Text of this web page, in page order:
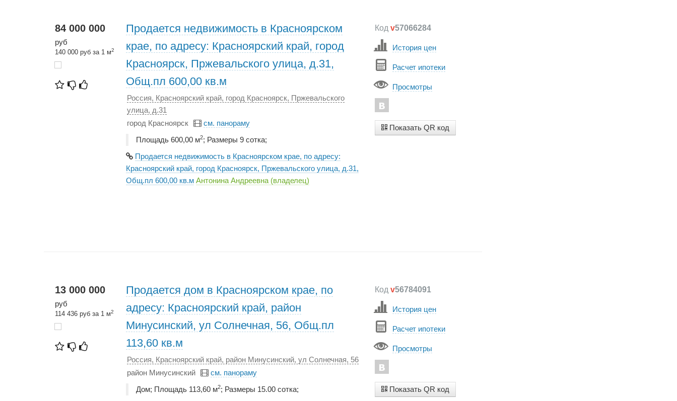
84 000 000
руб
140 000 руб за 1 м2
Продается недвижимость в Красноярском
крае, по адресу: Красноярский край, город
Красноярск, Пржевальского улица, д.31,
Общ.пл 600,00 кв.м
Россия, Красноярский край, город Красноярск, Пржевальского
улица, д.31
город Красноярск
см. панораму
Площадь 600,00 м2; Размеры 9 сотка;
Продается недвижимость в Красноярском крае, по адресу:
Красноярский край, город Красноярск, Пржевальского улица, д.31,
Общ.пл 600,00 кв.м Антонина Андреевна (владелец)
Кодv57066284
История цен
Расчет ипотеки
Просмотры
Показать QR код
13 000 000
руб
114 436 руб за 1 м2
Продается дом в Красноярском крае, по
адресу: Красноярский край, район
Минусинский, ул Солнечная, 56, Общ.пл
113,60 кв.м
Россия, Красноярский край, район Минусинский, ул Солнечная, 56
район Минусинский
см. панораму
Дом; Площадь 113,60 м2; Размеры 15.00 сотка;
Кодv56784091
История цен
Расчет ипотеки
Просмотры
Показать QR код